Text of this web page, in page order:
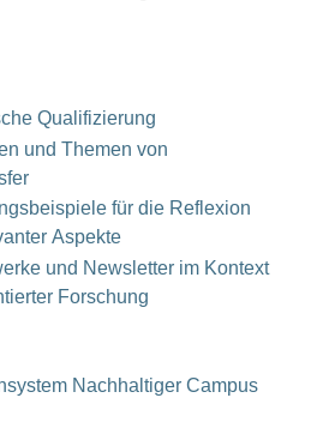
Qualifizierung
und Themen von
für die Reflexion
Aspekte
und Newsletter im Kontext
Forschung
Nachhaltiger Campus